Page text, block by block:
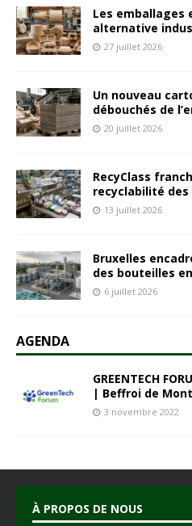
Les emballages
alternative
27 juillet 2026
Un nouveau
débouchés de
20 juillet 2026
RecyClass
recyclabilité
13 juillet 2026
Bruxelles
des bouteilles en
6 juillet 2026
AGENDA
GREENTECH
| Beffroi de
3 novembre 2022
À PROPOS DE NOUS